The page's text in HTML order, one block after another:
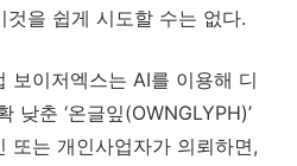
을 쉽게 시도할 수는 없다.
보이저엑스는 AI를 이용해 디
낮춘 ‘온글잎(OWNGLYPH)’
또는 개인사업자가 의뢰하면,